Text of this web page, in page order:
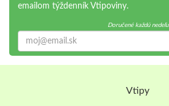
emailom týždenník Vtipoviny.
Doručené každú nedeľu
Vtipy